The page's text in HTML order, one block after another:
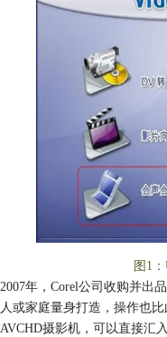
图1
2007年，Corel公司收购并出
人或家庭量身打造，操作也
AVCHD摄影机，可以直接汇